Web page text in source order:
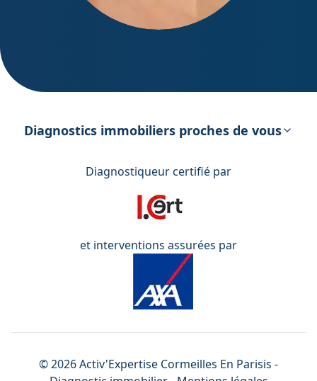
énergétique
Diagnostics immobiliers proches de vous
Diagnostiqueur certifié par
et interventions assurées par
©2026Activ'Expertise Cormeilles En Parisis -